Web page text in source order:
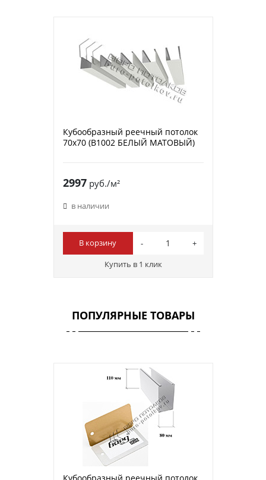
Кубообразный реечный потолок
70х70 (B1002 БЕЛЫЙ МАТОВЫЙ)
2997руб./м²
в наличии
В корзину
Купить в 1 клик
ПОПУЛЯРНЫЕ ТОВАРЫ